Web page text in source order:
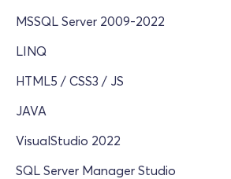
MSSQL Server 2009-2022
LINQ
HTML5 / CSS3 / JS
JAVA
VisualStudio 2022
SQL Server Manager Studio